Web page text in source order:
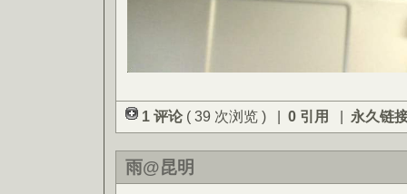
1 评论 ( 39 次浏览 ) | 0 引用 | 永久链
雨@昆明